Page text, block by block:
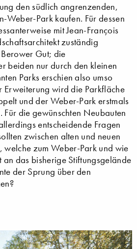
den südlich angrenzenden,
Weber-Park kaufen. Für dessen
mit Jean-François
zuständig
Gut; die
beiden nur durch den kleinen
Parks erschien also umso
Erweiterung wird die Parkfläche
und der Weber-Park erstmals
die gewünschten Neubauten
entscheidende Fragen
zwischen alten und neuen
welche zum Weber-Park und wie
an das bisherige Stiftungsgelände
der Sprung über den